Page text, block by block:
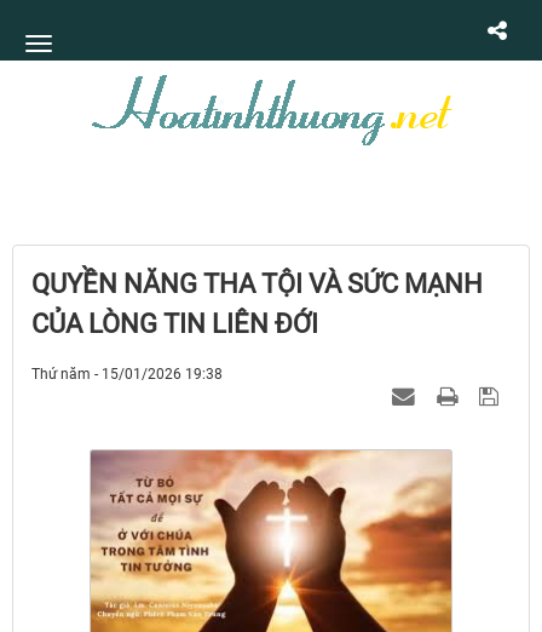
QUYỀN NĂNG THA TỘI VÀ SỨC MẠNH
CỦA LÒNG TIN LIÊN ĐỚI
Thứ năm - 15/01/2026 19:38